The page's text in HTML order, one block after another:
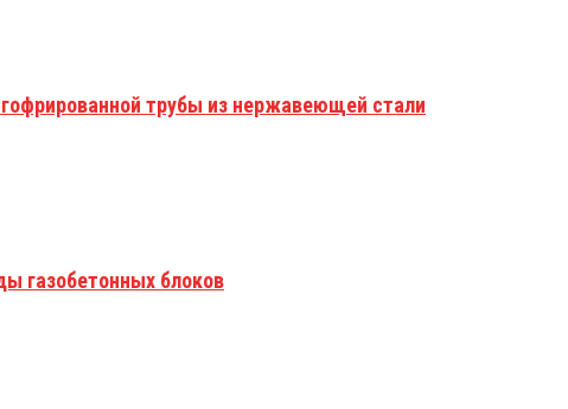
трубы из нержавеющей стали
газобетонных блоков